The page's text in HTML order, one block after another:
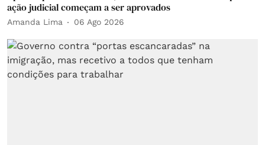
ação judicial começam a ser aprovados
Amanda Lima 06 Ago 2026